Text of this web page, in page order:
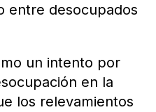
entre desocupados
un intento por
en la
los relevamientos